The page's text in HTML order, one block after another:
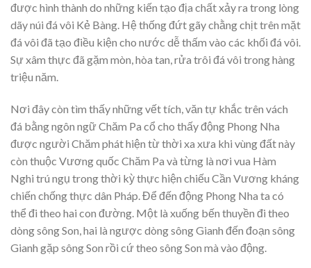
được hình thành do những kiến tạo địa chất xảy ra trong lòng
dãy núi đá vôi Kẻ Bàng. Hệ thống đứt gãy chằng chịt trên mặt
đá vôi đã tạo điều kiện cho nước dễ thấm vào các khối đá vôi.
Sự xâm thực đã gặm mòn, hòa tan, rửa trôi đá vôi trong hàng
triệu năm.
Nơi đây còn tìm thấy những vết tích, văn tự khắc trên vách
đá bằng ngôn ngữ Chăm Pa cổ cho thấy động Phong Nha
được người Chăm phát hiện từ thời xa xưa khi vùng đất này
còn thuộc Vương quốc Chăm Pa và từng là nơi vua Hàm
Nghi trú ngụ trong thời kỳ thực hiện chiếu Cần Vương kháng
chiến chống thực dân Pháp. Để đến động Phong Nha ta có
thể đi theo hai con đường. Một là xuống bến thuyền đi theo
dòng sông Son, hai là ngược dòng sông Gianh đến đoạn sông
Gianh gặp sông Son rồi cứ theo sông Son mà vào động.